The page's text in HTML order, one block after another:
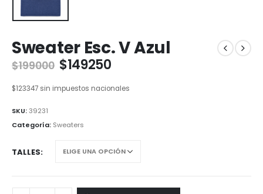
Sweater Esc. V Azul
$199000 $149250
$123347 sin impuestos nacionales
SKU:39231
Categoría: Sweaters
TALLES